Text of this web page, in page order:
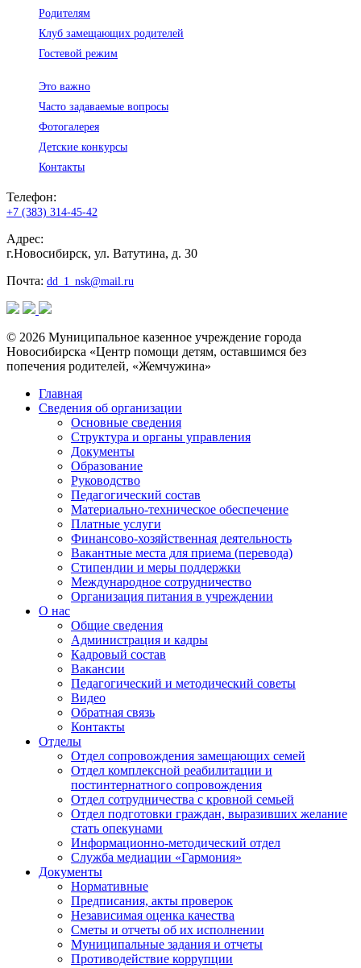
Родителям
Клуб замещающих родителей
Гостевой режим
Это важно
Часто задаваемые вопросы
Фотогалерея
Детские конкурсы
Контакты
Телефон:
+7 (383) 314-45-42
Адрес:
г.Новосибирск, ул. Ватутина, д. 30
Почта: dd_1_nsk@mail.ru
© 2026 Муниципальное казенное учреждение города
Новосибирска «Центр помощи детям, оставшимся без
попечения родителей, «Жемчужина»
Главная
Сведения об организации
Основные сведения
Структура и органы управления
Документы
Образование
Руководство
Педагогический состав
Материально-техническое обеспечение
Платные услуги
Финансово-хозяйственная деятельность
Вакантные места для приема (перевода)
Стипендии и меры поддержки
Международное сотрудничество
Организация питания в учреждении
О нас
Общие сведения
Администрация и кадры
Кадровый состав
Вакансии
Педагогический и методический советы
Видео
Обратная связь
Контакты
Отделы
Отдел сопровождения замещающих семей
Отдел комплексной реабилитации и
постинтернатного сопровождения
Отдел сотрудничества с кровной семьей
Отдел подготовки граждан, выразивших желание
стать опекунами
Информационно-методический отдел
Служба медиации «Гармония»
Документы
Нормативные
Предписания, акты проверок
Независимая оценка качества
Сметы и отчеты об их исполнении
Муниципальные задания и отчеты
Противодействие коррупции